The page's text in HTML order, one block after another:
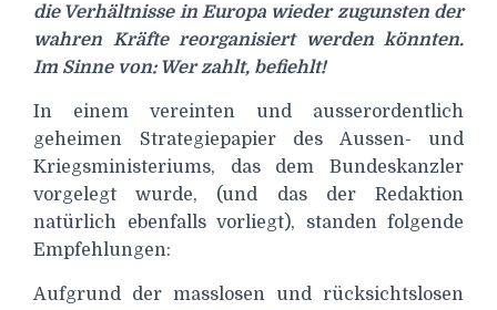
die Verhältnisse in Europa wieder zugunsten der
wahren Kräfte reorganisiert werden könnten.
Im Sinne von: Wer zahlt, befiehlt!
In einem vereinten und ausserordentlich
geheimen Strategiepapier des Aussen- und
Kriegsministeriums, das dem Bundeskanzler
vorgelegt wurde, (und das der Redaktion
natürlich ebenfalls vorliegt), standen folgende
Empfehlungen:
Aufgrund der masslosen und rücksichtslosen